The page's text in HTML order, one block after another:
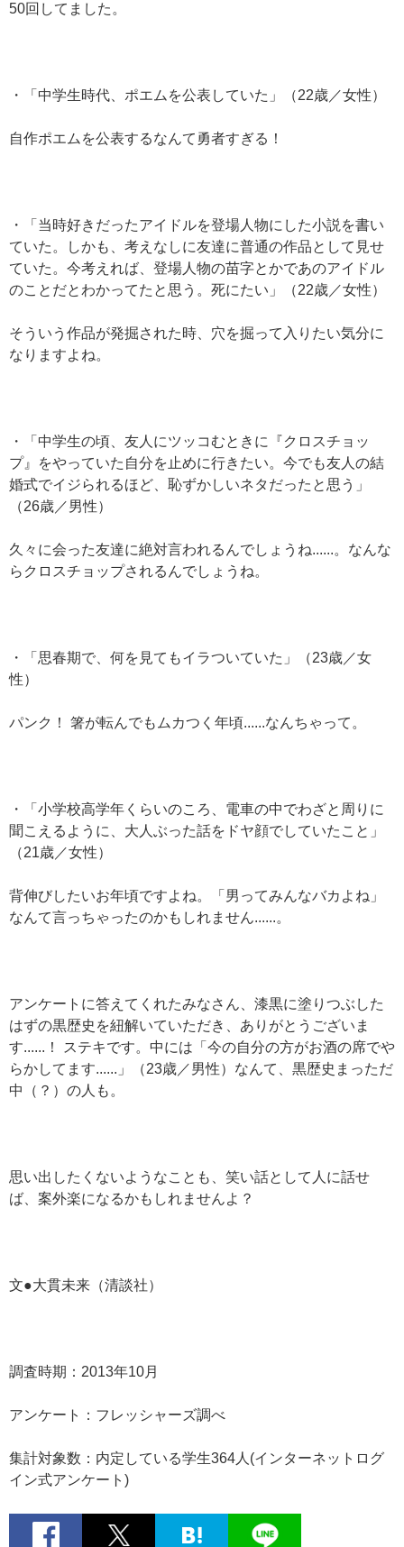
50回してました。
・「中学生時代、ポエムを公表していた」（22歳／女性）
自作ポエムを公表するなんて勇者すぎる！
・「当時好きだったアイドルを登場人物にした小説を書い
ていた。しかも、考えなしに友達に普通の作品として見せ
ていた。今考えれば、登場人物の苗字とかであのアイドル
のことだとわかってたと思う。死にたい」（22歳／女性）
そういう作品が発掘された時、穴を掘って入りたい気分に
なりますよね。
・「中学生の頃、友人にツッコむときに『クロスチョッ
プ』をやっていた自分を止めに行きたい。今でも友人の結
婚式でイジられるほど、恥ずかしいネタだったと思う」
（26歳／男性）
久々に会った友達に絶対言われるんでしょうね......。なんな
らクロスチョップされるんでしょうね。
・「思春期で、何を見てもイラついていた」（23歳／女
性）
パンク！ 箸が転んでもムカつく年頃......なんちゃって。
・「小学校高学年くらいのころ、電車の中でわざと周りに
聞こえるように、大人ぶった話をドヤ顔でしていたこと」
（21歳／女性）
背伸びしたいお年頃ですよね。「男ってみんなバカよね」
なんて言っちゃったのかもしれません......。
アンケートに答えてくれたみなさん、漆黒に塗りつぶした
はずの黒歴史を紐解いていただき、ありがとうございま
す......！ ステキです。中には「今の自分の方がお酒の席でや
らかしてます......」（23歳／男性）なんて、黒歴史まっただ
中（？）の人も。
思い出したくないようなことも、笑い話として人に話せ
ば、案外楽になるかもしれませんよ？
文●大貫未来（清談社）
調査時期：2013年10月
アンケート：フレッシャーズ調べ
集計対象数：内定している学生364人(インターネットログ
イン式アンケート)